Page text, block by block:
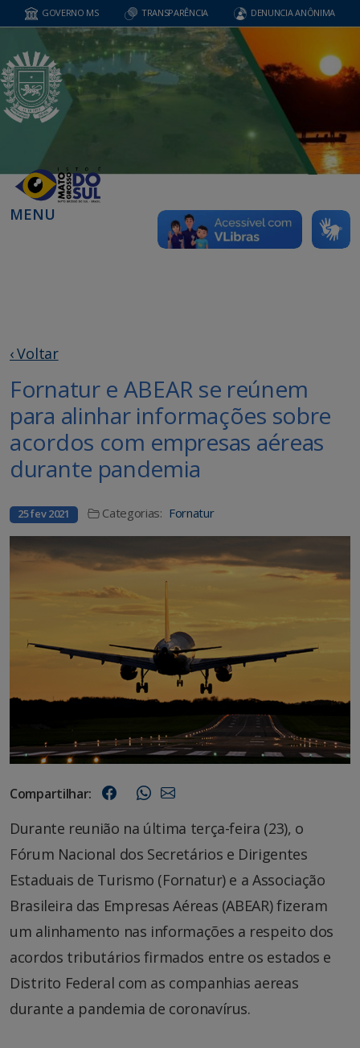
GOVERNO MS TRANSPARÊNCIA DENUNCIA ANÔNIMA
MENU
‹ Voltar
Fornatur e ABEAR se reúnem
para alinhar informações sobre
acordos com empresas aéreas
durante pandemia
25 fev 2021 Categorias: Fornatur
Compartilhar:
Durante reunião na última terça-feira (23), o
Fórum Nacional dos Secretários e Dirigentes
Estaduais de Turismo (Fornatur) e a Associação
Brasileira das Empresas Aéreas (ABEAR) fizeram
um alinhamento nas informações a respeito dos
acordos tributários firmados entre os estados e
Distrito Federal com as companhias aereas
durante a pandemia de coronavírus.